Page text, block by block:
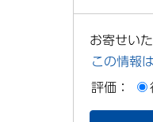
お寄せい
この情報
評価：